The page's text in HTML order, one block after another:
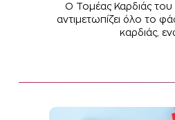
Ο Τομέας Καρδιάς
αντιμετωπίζει όλο το
καρδιάς,